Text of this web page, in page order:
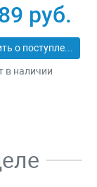
67990
руб.
Сообщить о поступлении
в наличии